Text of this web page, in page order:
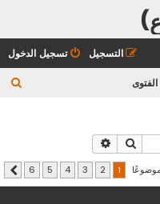
تسجيل الدخول التسجيل
ب
بحث
2
3
4
5
6 التالي